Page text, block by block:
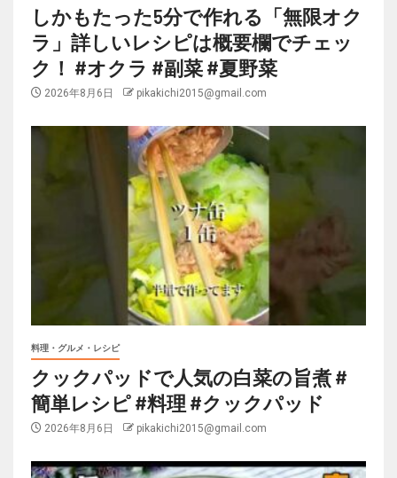
しかもたった5分で作れる「無限オク
ラ」詳しいレシピは概要欄でチェッ
ク！ #オクラ #副菜 #夏野菜
2026年8月6日 pikakichi2015@gmail.com
料理・グルメ・レシピ
クックパッドで人気の白菜の旨煮 #
簡単レシピ #料理 #クックパッド
2026年8月6日 pikakichi2015@gmail.com